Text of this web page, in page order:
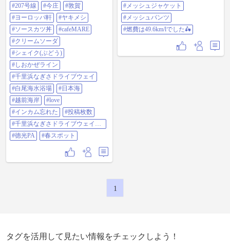
#SRX400 #気多大社 #母恋街道 #桜
スポット #ビンクの服 #旧北陸本線
跡 #207号線 #今庄 #敦賀 #ヨーロッ
パ軒 #ヤキメシ #ソースカツ丼
#cafeMARE #クリームソーダ #シェ
イク(ぶどう) #しおかぜライン #千
里浜なぎさドライブウェイ #白尾海
水浴場 #日本海 #越前海岸 #love #イ
ンカム忘れた #投稿枚数 #千里浜な
ぎさドライブウェイ今浜口 #徳光
PA #春スポット
#207号線
#今庄
#敦賀
#ヨーロッパ軒
#ヤキメシ
#ソースカツ丼
#cafeMARE
#クリームソーダ
#シェイク(ぶどう)
#しおかぜライン
#千里浜なぎさドライブウェイ
#白尾海水浴場
#日本海
#越前海岸
#love
#インカム忘れた
#投稿枚数
#千里浜なぎさドライブウェイ今
浜口
#徳光PA #春スポット
#メッシュジャケット
#メッシュパンツ
#燃費は49.6km/lでした🛵
1
タグを活用して見たい情報をチェックしよう！